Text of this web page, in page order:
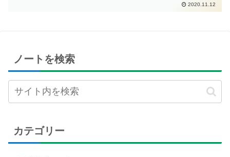
2020.11.12
ノートを検索
カテゴリー